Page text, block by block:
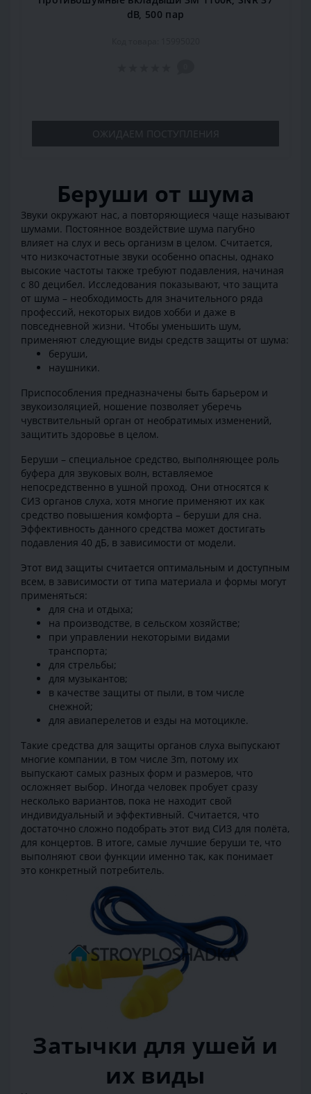
dB, 500 пар
ОЖИДАЕМ ПОСТУПЛЕНИЯ
Беруши от шума
Звуки окружают нас, а повторяющиеся чаще называют
шумами. Постоянное воздействие шума пагубно
влияет на слух и весь организм в целом. Считается,
что низкочастотные звуки особенно опасны, однако
высокие частоты также требуют подавления, начиная
с 80 децибел. Исследования показывают, что защита
от шума – необходимость для значительного ряда
профессий, некоторых видов хобби и даже в
повседневной жизни. Чтобы уменьшить шум,
применяют следующие виды средств защиты от шума:
беруши,
наушники.
Приспособления предназначены быть барьером и
звукоизоляцией, ношение позволяет уберечь
чувствительный орган от необратимых изменений,
защитить здоровье в целом.
Беруши – специальное средство, выполняющее роль
буфера для звуковых волн, вставляемое
непосредственно в ушной проход. Они относятся к
СИЗ органов слуха, хотя многие применяют их как
средство повышения комфорта – беруши для сна.
Эффективность данного средства может достигать
подавления 40 дБ, в зависимости от модели.
Этот вид защиты считается оптимальным и доступным
всем, в зависимости от типа материала и формы могут
применяться:
для сна и отдыха;
на производстве, в сельском хозяйстве;
при управлении некоторыми видами
транспорта;
для стрельбы;
для музыкантов;
в качестве защиты от пыли, в том числе
снежной;
для авиаперелетов и езды на мотоцикле.
Такие средства для защиты органов слуха выпускают
многие компании, в том числе 3m, потому их
выпускают самых разных форм и размеров, что
осложняет выбор. Иногда человек пробует сразу
несколько вариантов, пока не находит свой
индивидуальный и эффективный. Считается, что
достаточно сложно подобрать этот вид СИЗ для полёта,
для концертов. В итоге, самые лучшие беруши те, что
выполняют свои функции именно так, как понимает
это конкретный потребитель.
Затычки для ушей и
их виды